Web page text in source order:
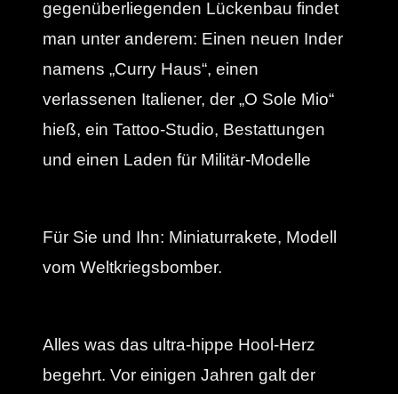
gegenüberliegenden Lückenbau findet
man unter anderem: Einen neuen Inder
namens „Curry Haus“, einen
verlassenen Italiener, der „O Sole Mio“
hieß, ein Tattoo-Studio, Bestattungen
und einen Laden für Militär-Modelle
Für Sie und Ihn: Miniaturrakete, Modell
vom Weltkriegsbomber.
Alles was das ultra-hippe Hool-Herz
begehrt. Vor einigen Jahren galt der